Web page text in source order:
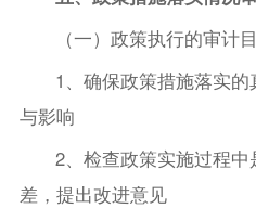
（一）政策执行的审计
1、确保政策措施落实
与影响
2、检查政策实施过程
差，提出改进意见